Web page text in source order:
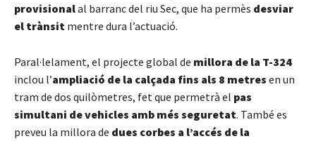
provisionalal barranc del riu Sec, que ha permès desviar
el trànsit mentre dura l’actuació.
Paral·lelament, el projecte global de millora de la T-324
inclou l’ampliació de la calçada fins als 8 metres en un
tram de dos quilòmetres, fet que permetrà el pas
simultani de vehicles amb més seguretat. També es
preveu la millora de dues corbes a l’accés de la